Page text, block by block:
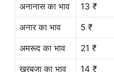
अनानास का भाव 13 ₹
अनार का भाव 5 ₹
अमरूद का भाव 21 ₹
खरबूजा का भाव 14 ₹